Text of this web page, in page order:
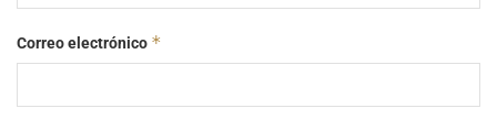
Correo electrónico *